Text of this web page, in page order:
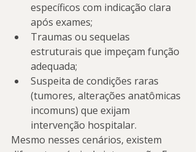
específicos com indicação clara
após exames;
Traumas ou sequelas
estruturais que impeçam função
adequada;
Suspeita de condições raras
(tumores, alterações anatômicas
incomuns) que exijam
intervenção hospitalar.
Mesmo nesses cenários, existem